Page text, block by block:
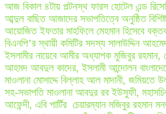
আজ বিকাল ৪টায় পল্টনস্থ ফারস হোটেল এন্ড
আব্দুল বাছিত আজাদের সভাপতিত্বে অনুষ্ঠিত
আয়োজিত ইফতার মাহফিলে মেহমান হিসেবে
বিএনপি’র স্থায়ী কমিটির সদস্য সালাউদ্দিন
ইসলামীর নায়েবে আমীর অধ্যাপক মুজিবুর
আহমদ আবদুল কাদের, ইসলামী আন্দোলন
মাওলানা মোসাদ্দে বিল্লাহ আল মাদানী, জমিয়তে
সহ-সভাপতি মাওলানা আবদুর রব ইউসুফী,
আফেন্দী, এবি পার্টির চেয়ারম্যান মজিবুর রহমান